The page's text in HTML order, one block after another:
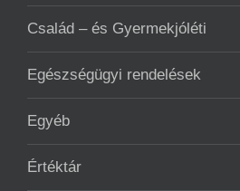
Család – és Gyermekjóléti
Egészségügyi rendelések
Egyéb
Értéktár